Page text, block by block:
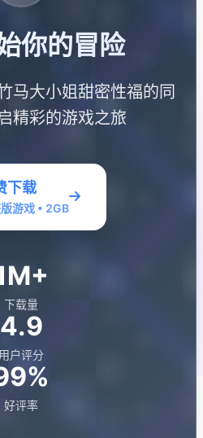
你的冒险
马大小姐甜密性福的同
精彩的游戏之旅
下载
游戏 • 2GB
下载量
4.9
用户评分
好评率